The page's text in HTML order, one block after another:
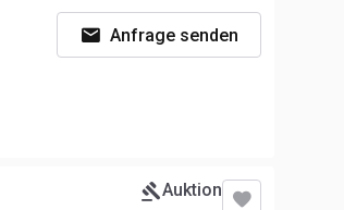
Anfrage senden
Auktion